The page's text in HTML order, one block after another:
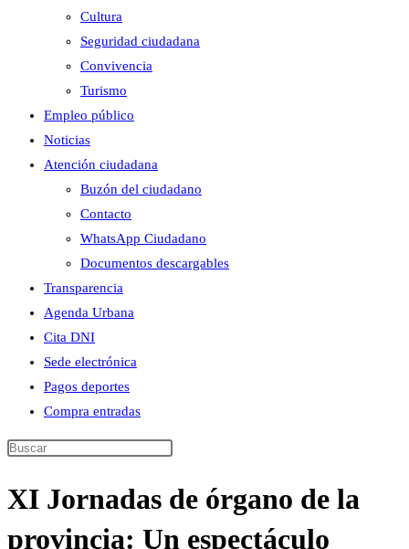
Cultura
Seguridad ciudadana
Convivencia
Turismo
Empleo público
Noticias
Atención ciudadana
Buzón del ciudadano
Contacto
WhatsApp Ciudadano
Documentos descargables
Transparencia
Agenda Urbana
Cita DNI
Sede electrónica
Pagos deportes
Compra entradas
Buscar
esta
XI Jornadas de órgano de la
provincia: Un espectáculo